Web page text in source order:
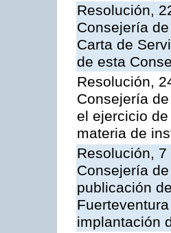
Resolución,
Consejería
Carta de
de esta
Resolución,
Consejería
el ejercicio
materia de
Resolución,
Consejería
publicación
implantación